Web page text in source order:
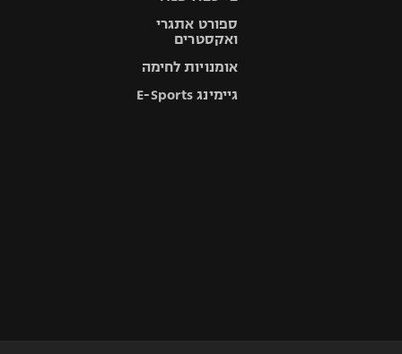
ספורט אתגרי
ואקסטרים
אומנויות לחימה
גיימינג E-Sports